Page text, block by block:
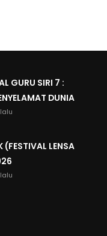
GURU SIRI 7 :
DUNIA
(FESTIVAL LENSA